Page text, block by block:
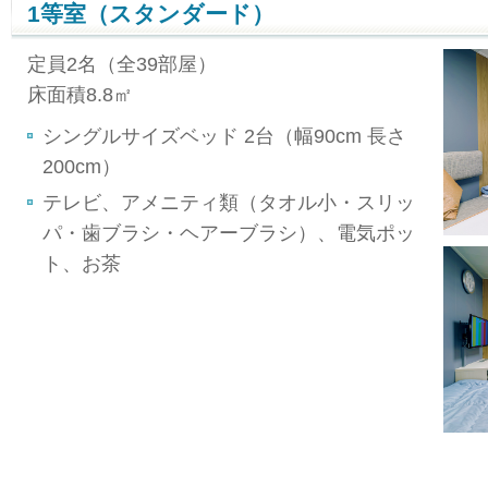
1等室（スタンダード）
定員2名（全39部屋）
床面積8.8㎡
シングルサイズベッド 2台（幅90cm 長さ
200cm）
テレビ、アメニティ類（タオル小・スリッ
パ・歯ブラシ・ヘアーブラシ）、電気ポッ
ト、お茶